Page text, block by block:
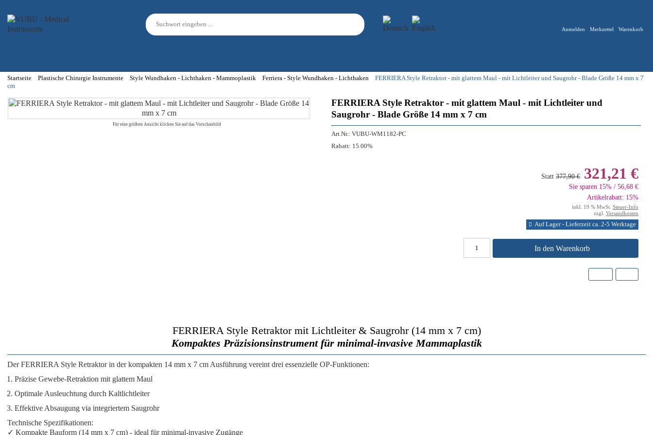
Anmelden Merkzettel Warenkorb
Startseite Plastische Chirurgie Instrumente Style Wundhaken - Lichthaken - Mammoplastik Ferriera - Style Wundhaken - Lichthaken
FERRIERA Style Retraktor - mit glattem Maul - mit Lichtleiter und Saugrohr - Blade Größe 14 mm x 7
cm
Für eine größere Ansicht klicken Sie auf das Vorschaubild
FERRIERA Style Retraktor - mit glattem Maul - mit Lichtleiter und
Saugrohr - Blade Größe 14 mm x 7 cm
Art.Nr.: VUBU-WM1182-PC
Rabatt: 15.00%
Statt 377,90 € 321,21 €
Sie sparen 15% / 56,68 €
Artikelrabatt: 15%
inkl. 19 % MwSt. Steuer-Info
zzgl. Versandkosten
Auf Lager - Lieferzeit ca. 2-5 Werktage
In den Warenkorb
FERRIERA Style Retraktor mit Lichtleiter & Saugrohr (14 mm x 7 cm)
Kompaktes Präzisionsinstrument für minimal-invasive Mammaplastik
DerFERRIERA Style Retraktorin der kompakten 14 mm x 7 cm Ausführung vereint drei essenzielle OP-Funktionen:
Präzise Gewebe-Retraktion mit glattem Maul
Optimale Ausleuchtung durch Kaltlichtleiter
Effektive Absaugung via integriertem Saugrohr
Technische Spezifikationen:
✓ Kompakte Bauform (14 mm x 7 cm) - ideal für minimal-invasive Zugänge